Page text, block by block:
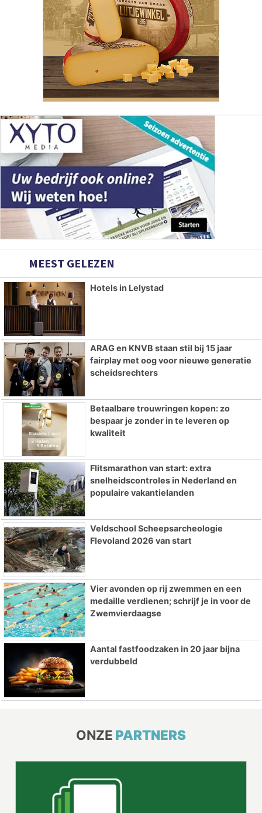
MEEST GELEZEN
Hotels in Lelystad
ARAG en KNVB staan stil bij 15 jaar
fairplay met oog voor nieuwe generatie
scheidsrechters
Betaalbare trouwringen kopen: zo
bespaar je zonder in te leveren op
kwaliteit
Flitsmarathon van start: extra
snelheidscontroles in Nederland en
populaire vakantielanden
Veldschool Scheepsarcheologie
Flevoland 2026 van start
Vier avonden op rij zwemmen en een
medaille verdienen; schrijf je in voor de
Zwemvierdaagse
Aantal fastfoodzaken in 20 jaar bijna
verdubbeld
ONZE PARTNERS